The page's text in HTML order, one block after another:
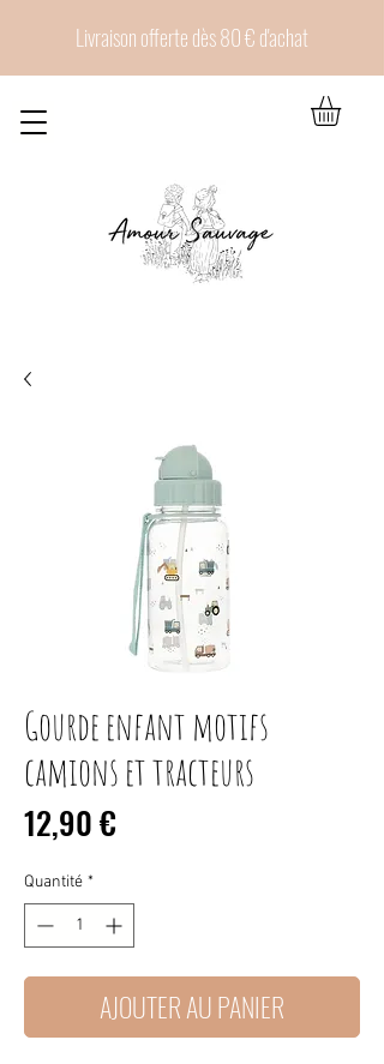
Livraison offerte dès 80 € d'achat
Gourde enfant motifs
camions et tracteurs
12,90 €
Quantité *
AJOUTER AU PANIER